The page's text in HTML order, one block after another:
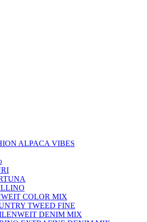
ALPACA VIBES
COLOR MIX
TWEED FINE
DENIM MIX